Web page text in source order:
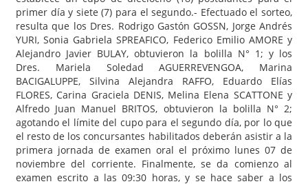
primer día y siete (7) para el segundo.- Efectuado el sorteo,
resulta que los Dres. Rodrigo Gastón GOSSN, Jorge Andrés
YURI, Sonia Gabriela SPREAFICO, Federico Emilio AMORE y
Alejandro Javier BULAY, obtuvieron la bolilla N° 1; y los
Dres. Mariela Soledad AGUERREVENGOA, Marina
BACIGALUPPE, Silvina Alejandra RAFFO, Eduardo Elías
FLORES, Carina Graciela DENIS, Melina Elena SCATTONE y
Alfredo Juan Manuel BRITOS, obtuvieron la bolilla N° 2;
agotando el límite del cupo para el segundo día, por lo que
el resto de los concursantes habilitados deberán asistir a la
primera jornada de examen oral el próximo lunes 07 de
noviembre del corriente. Finalmente, se da comienzo al
examen escrito a las 09:30 horas, y se hace saber a los